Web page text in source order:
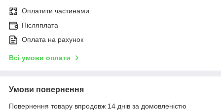
Оплатити частинами
Післяплата
Оплата на рахунок
Всі умови оплати
Умови повернення
Повернення товару впродовж 14 днів за домовленістю